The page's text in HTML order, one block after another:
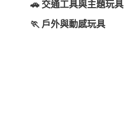
🚗 交通工具與主題玩具
🏃 戶外與動感玩具